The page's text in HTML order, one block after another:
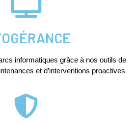
informatiques grâce à nos outils de
et d’interventions proactives